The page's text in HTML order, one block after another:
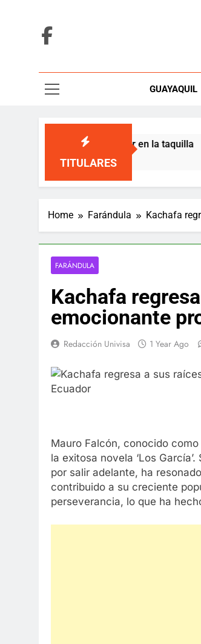
GUAYAQUIL
TITULARES
acaba de alcanzar en la taquilla
Home Farándula Kachafa
FARÁNDULA
Kachafa
emocionante
Redacción Univisa 1 Year Ago
Mauro Falcón, conocido
la exitosa novela ‘Los
por salir adelante, ha
contribuido a su creciente
perseverancia, lo que ha